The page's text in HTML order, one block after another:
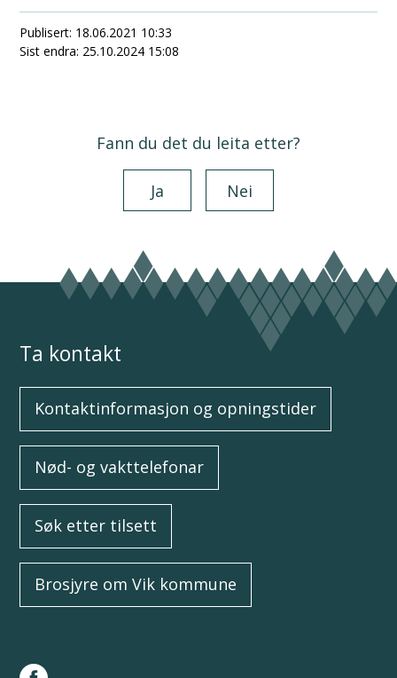
Publisert 18.06.2021 10:33
Sist endra 25.10.2024 15:08
Fann du det du leita etter?
Ja Nei
Ta kontakt
Kontaktinformasjon og opningstider
Nød- og vakttelefonar
Søk etter tilsett
Brosjyre om Vik kommune